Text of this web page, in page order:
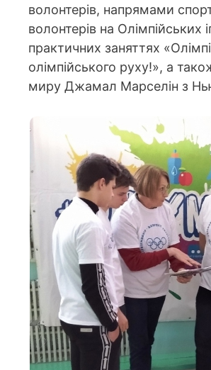
волонтерів, напрямами
волонтерів на Олімпійських
практичних заняттях
олімпійського руху!», а
миру Джамал Марселін з